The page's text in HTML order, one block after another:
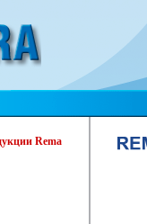
Rema